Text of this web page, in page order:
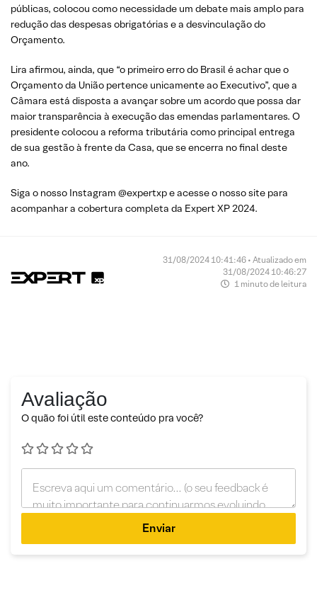
públicas, colocou como necessidade um debate mais amplo para
redução das despesas obrigatórias e a desvinculação do
Orçamento.
Lira afirmou, ainda, que “o primeiro erro do Brasil é achar que o
Orçamento da União pertence unicamente ao Executivo”, que a
Câmara está disposta a avançar sobre um acordo que possa dar
maior transparência à execução das emendas parlamentares. O
presidente colocou a reforma tributária como principal entrega
de sua gestão à frente da Casa, que se encerra no final deste
ano.
Siga o nosso Instagram @expertxp e acesse o nosso site para
acompanhar a cobertura completa da Expert XP 2024.
31/08/2024 10:41:46 • Atualizado em
31/08/2024 10:46:27
1 minuto de leitura
Avaliação
O quão foi útil este conteúdo pra você?
Enviar